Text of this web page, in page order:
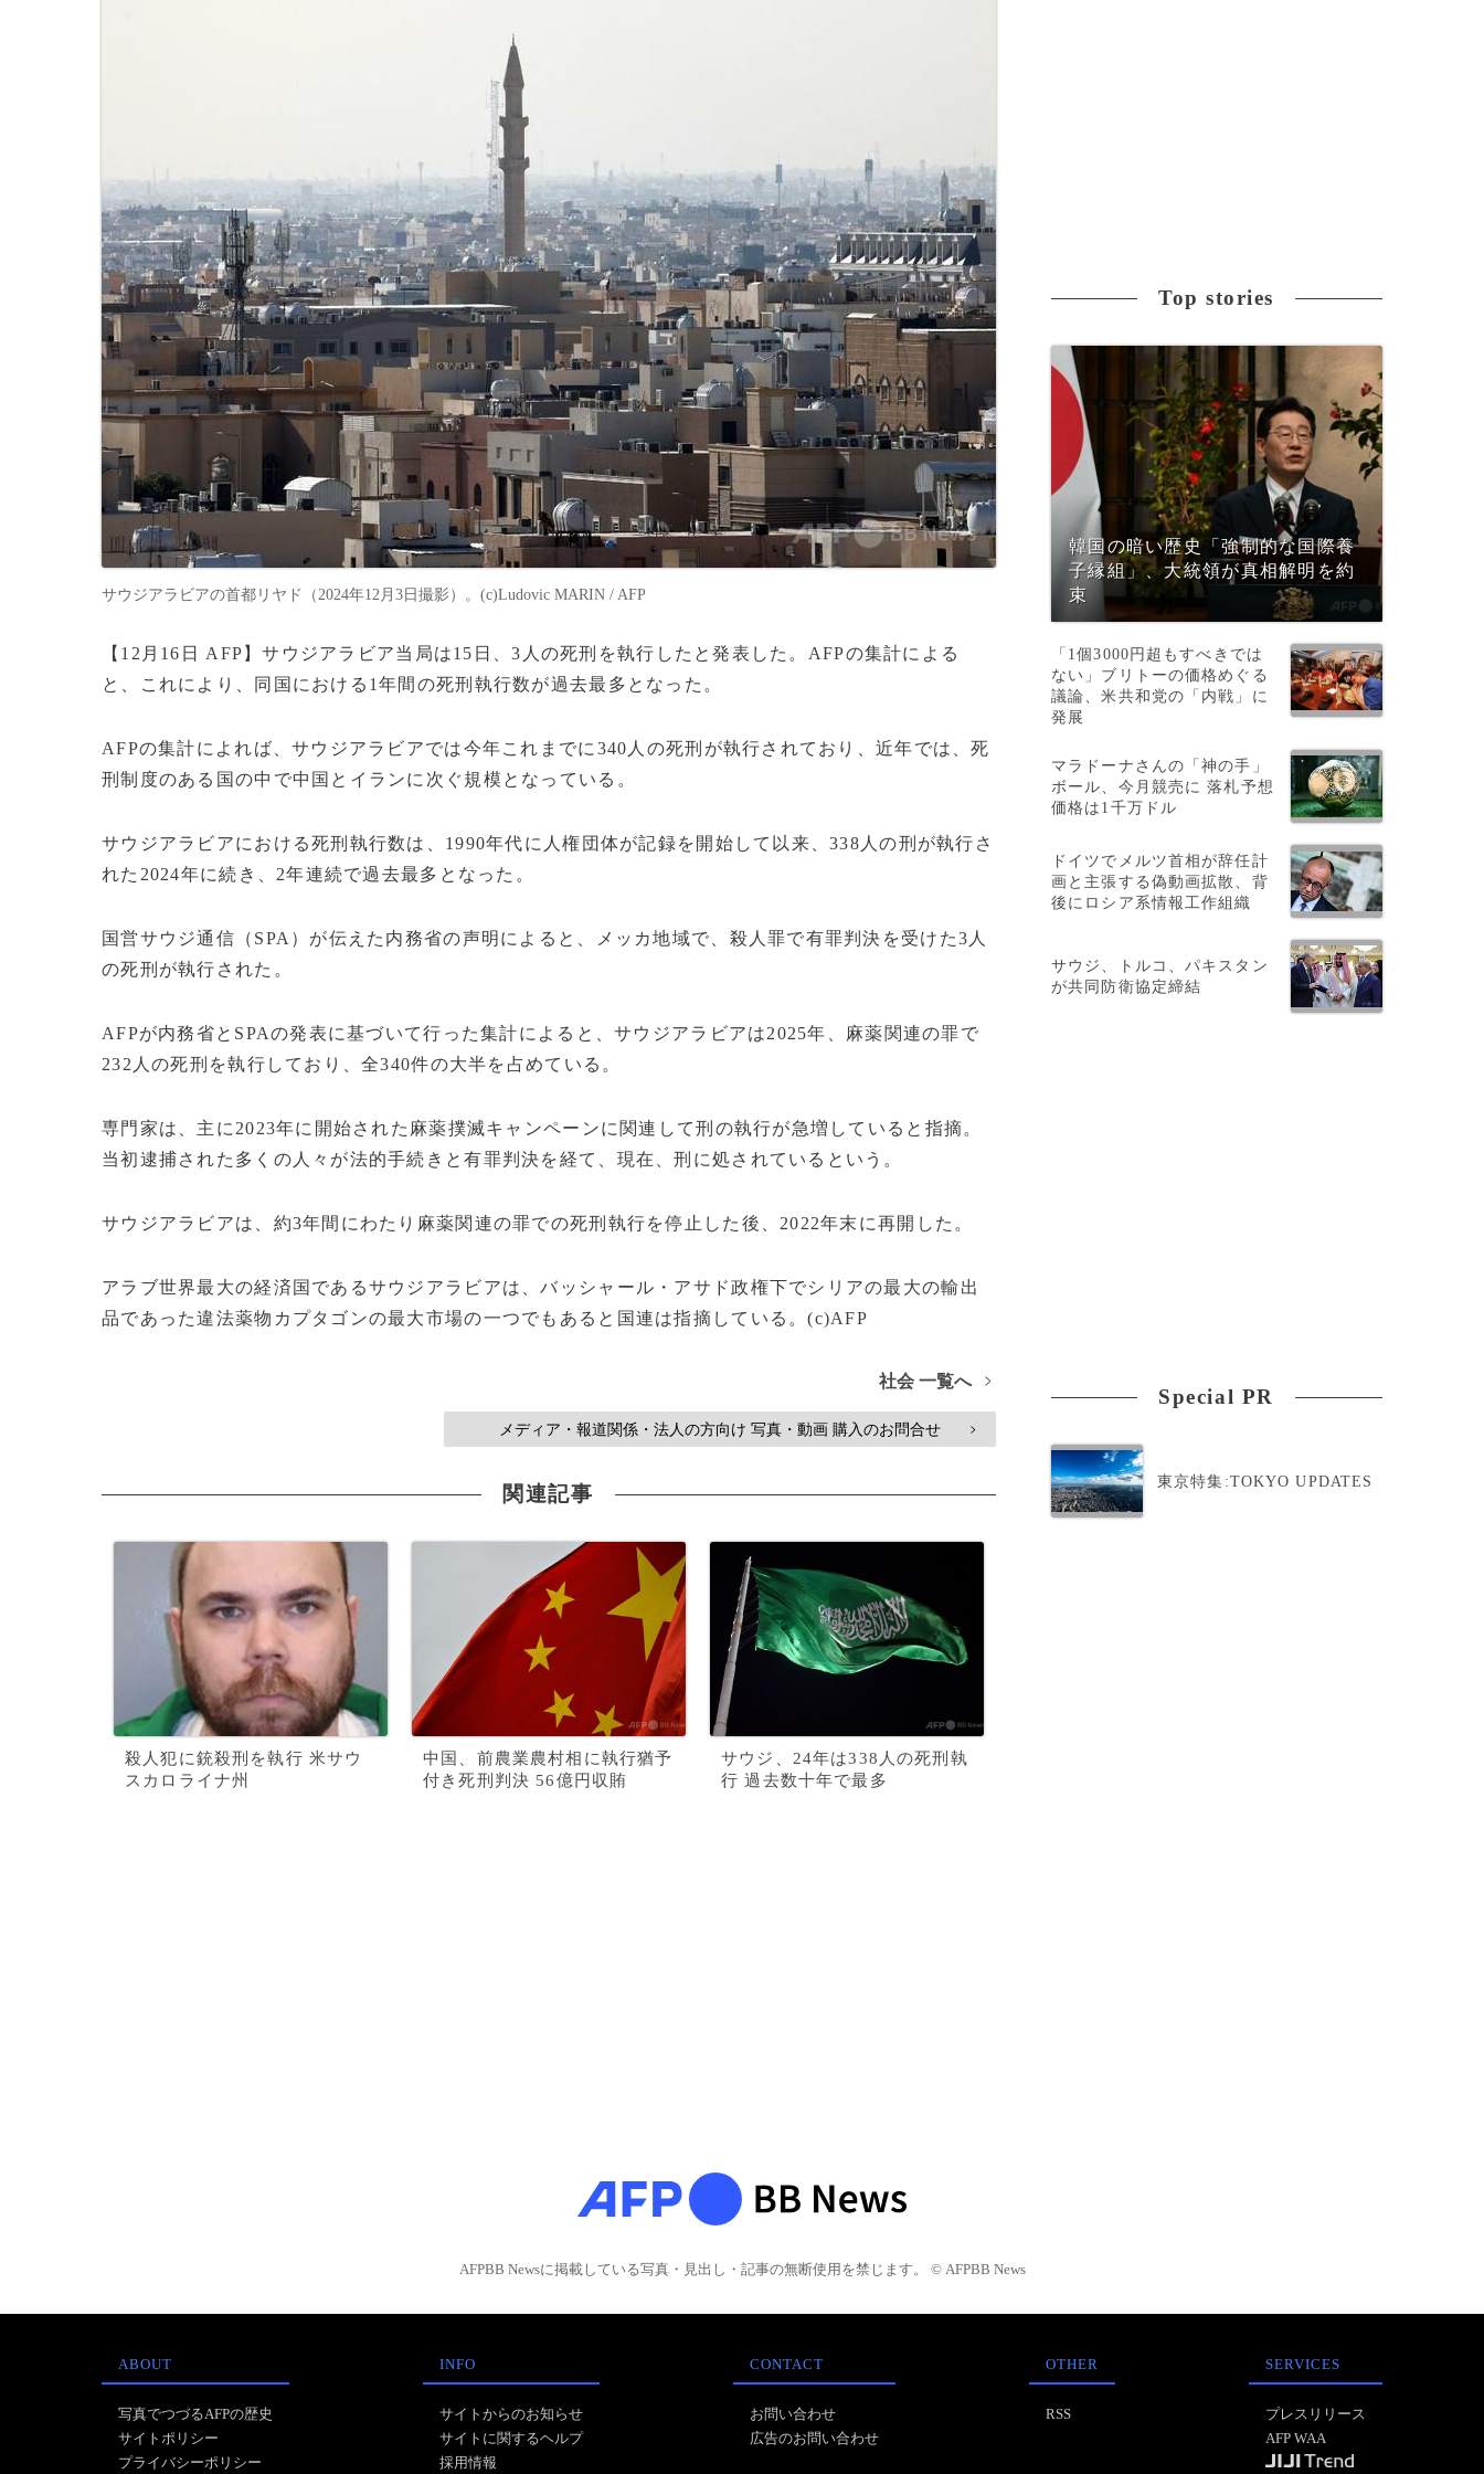
サウジアラビアの首都リヤド（2024年12月3日撮影）。(c)Ludovic MARIN / AFP
【12月16日 AFP】サウジアラビア当局は15日、3人の死刑を執行したと発表した。AFPの集計による
と、これにより、同国における1年間の死刑執行数が過去最多となった。
AFPの集計によれば、サウジアラビアでは今年これまでに340人の死刑が執行されており、近年では、死
刑制度のある国の中で中国とイランに次ぐ規模となっている。
サウジアラビアにおける死刑執行数は、1990年代に人権団体が記録を開始して以来、338人の刑が執行さ
れた2024年に続き、2年連続で過去最多となった。
国営サウジ通信（SPA）が伝えた内務省の声明によると、メッカ地域で、殺人罪で有罪判決を受けた3人
の死刑が執行された。
AFPが内務省とSPAの発表に基づいて行った集計によると、サウジアラビアは2025年、麻薬関連の罪で
232人の死刑を執行しており、全340件の大半を占めている。
専門家は、主に2023年に開始された麻薬撲滅キャンペーンに関連して刑の執行が急増していると指摘。
当初逮捕された多くの人々が法的手続きと有罪判決を経て、現在、刑に処されているという。
サウジアラビアは、約3年間にわたり麻薬関連の罪での死刑執行を停止した後、2022年末に再開した。
アラブ世界最大の経済国であるサウジアラビアは、バッシャール・アサド政権下でシリアの最大の輸出
品であった違法薬物カプタゴンの最大市場の一つでもあると国連は指摘している。(c)AFP
社会 一覧へ >
メディア・報道関係・法人の方向け 写真・動画 購入のお問合せ >
関連記事
殺人犯に銃殺刑を執行 米サウ
スカロライナ州
中国、前農業農村相に執行猶予
付き死刑判決 56億円収賄
サウジ、24年は338人の死刑執
行 過去数十年で最多
Top stories
韓国の暗い歴史「強制的な国際養
子縁組」、大統領が真相解明を約
束
「1個3000円超もすべきでは
ない」ブリトーの価格めぐる
議論、米共和党の「内戦」に
発展
マラドーナさんの「神の手」
ボール、今月競売に 落札予想
価格は1千万ドル
ドイツでメルツ首相が辞任計
画と主張する偽動画拡散、背
後にロシア系情報工作組織
サウジ、トルコ、パキスタン
が共同防衛協定締結
Special PR
東京特集:TOKYO UPDATES
AFPBB Newsに掲載している写真・見出し・記事の無断使用を禁じます。 © AFPBB News
ABOUT
写真でつづるAFPの歴史
サイトポリシー
プライバシーポリシー
INFO
サイトからのお知らせ
サイトに関するヘルプ
採用情報
CONTACT
お問い合わせ
広告のお問い合わせ
OTHER
RSS
SERVICES
プレスリリース
AFP WAA